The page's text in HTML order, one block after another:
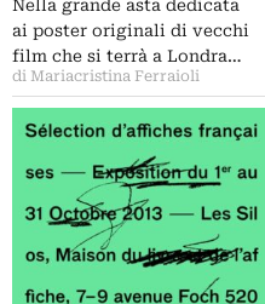
Nella grande asta dedicata
ai poster originali di vecchi
film che si terrà a Londra…
di Mariacristina Ferraioli